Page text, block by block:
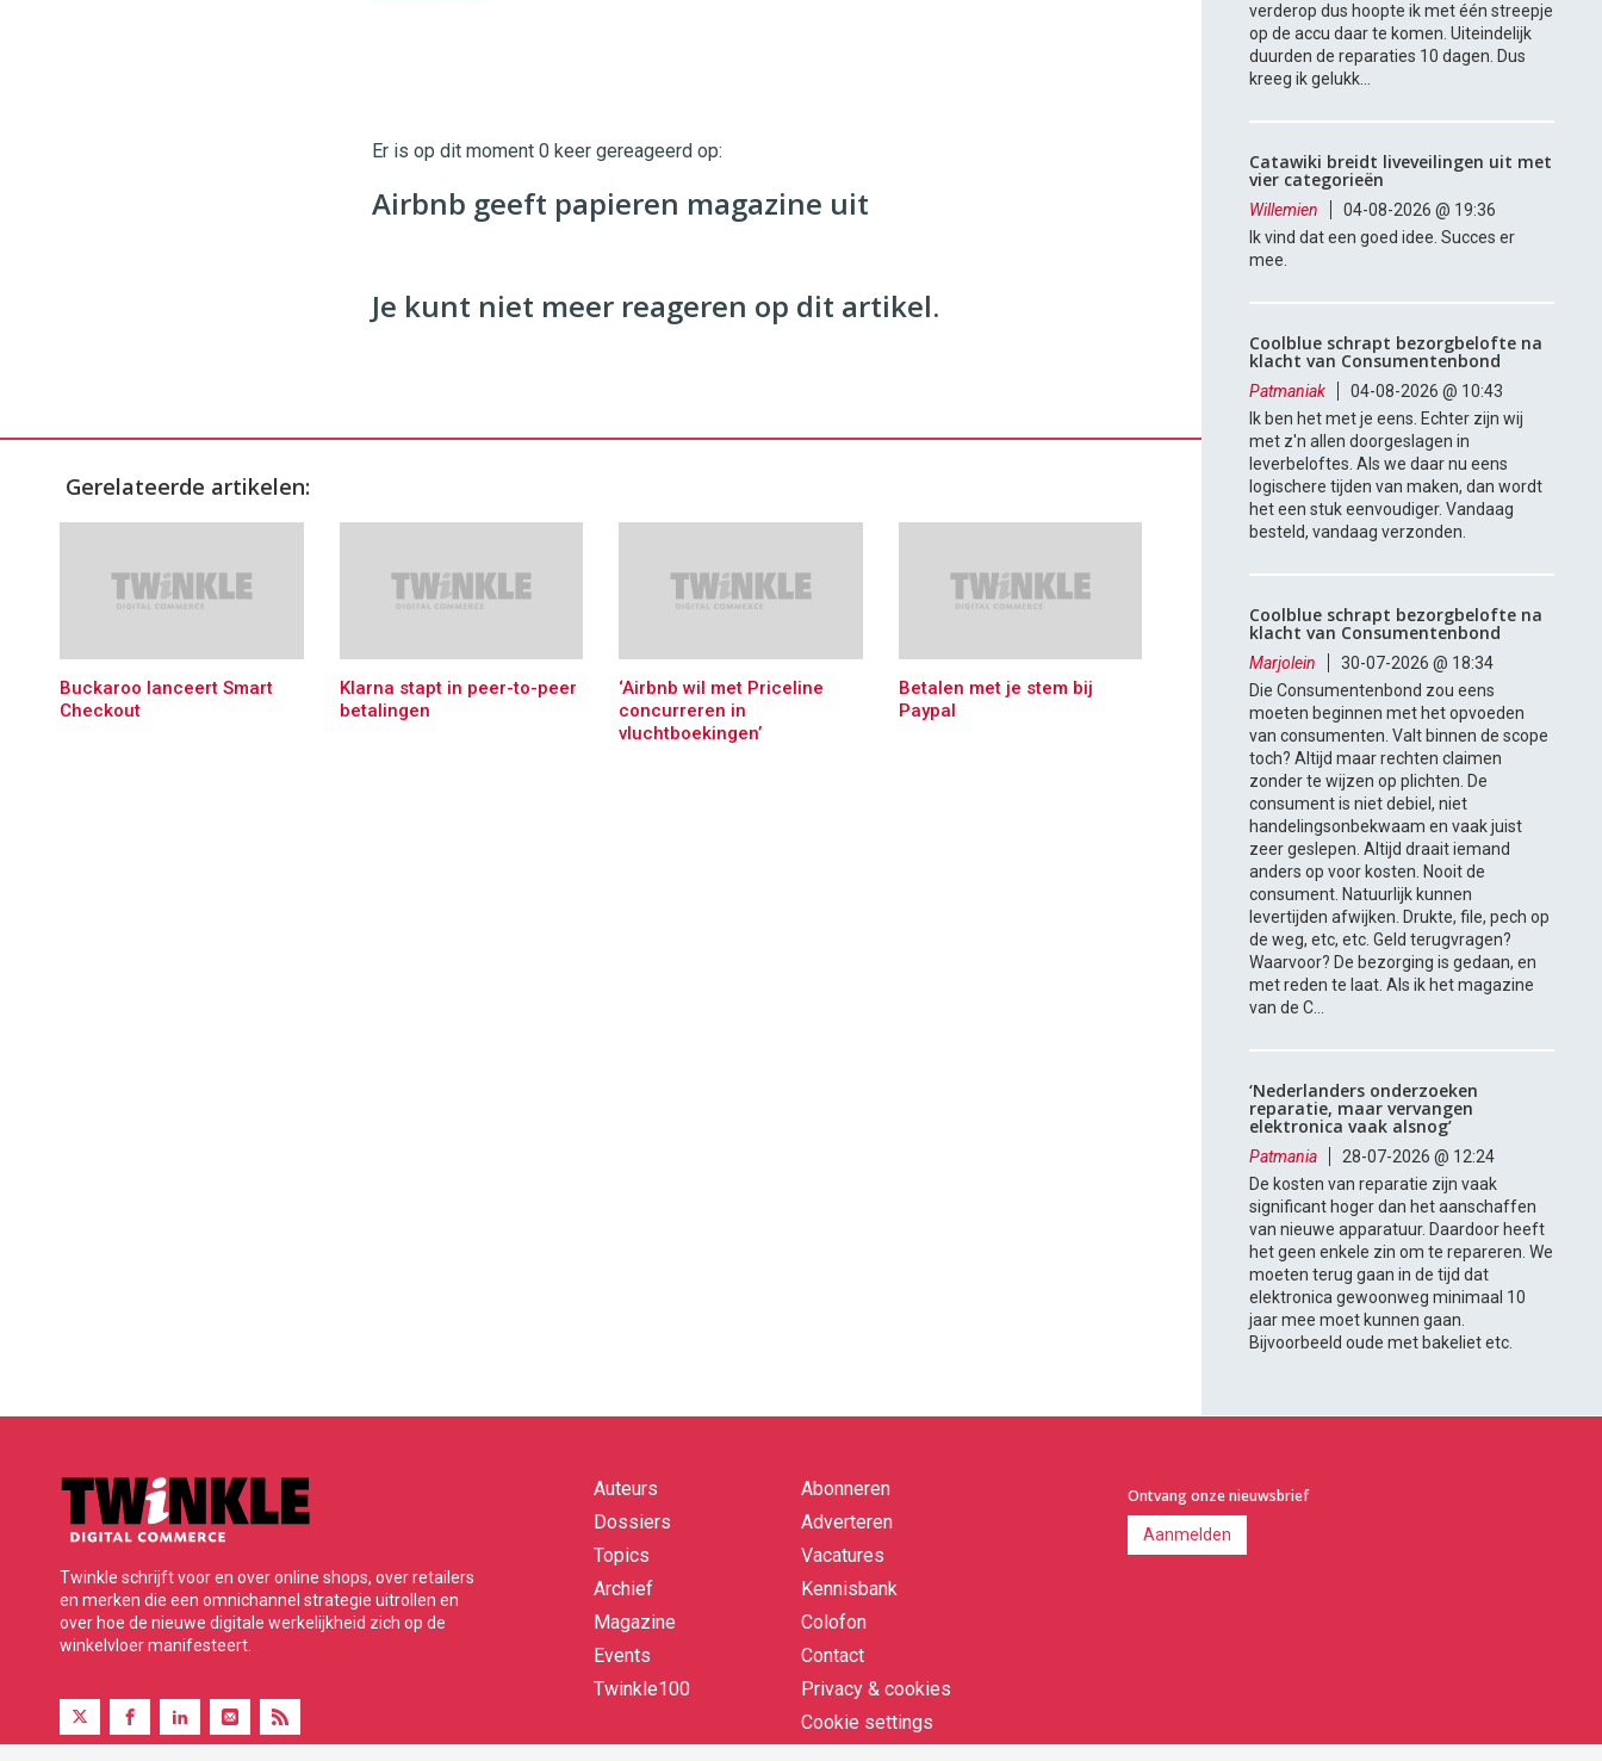
Digital
9654
Er is op dit moment 0 keer gereageerd op:
Airbnb geeft papieren magazine uit
Je kunt niet meer reageren op dit artikel.
Gerelateerde artikelen:
Buckaroo lanceert Smart
Checkout
Klarna stapt in peer-to-peer
betalingen
‘Airbnb wil met Priceline
concurreren in
vluchtboekingen’
Betalen met je stem bij
Paypal
verderop dus hoopte ik met één streepje
op de accu daar te komen. Uiteindelijk
duurden de reparaties 10 dagen. Dus
kreeg ik gelukk...
Catawiki breidt liveveilingen uit met
vier categorieën
Willemien
04-08-2026 @ 19:36
Ik vind dat een goed idee. Succes er
mee.
Coolblue schrapt bezorgbelofte na
klacht van Consumentenbond
Patmaniak
04-08-2026 @ 10:43
Ik ben het met je eens. Echter zijn wij
met z'n allen doorgeslagen in
leverbeloftes. Als we daar nu eens
logischere tijden van maken, dan wordt
het een stuk eenvoudiger. Vandaag
besteld, vandaag verzonden.
Coolblue schrapt bezorgbelofte na
klacht van Consumentenbond
Marjolein
30-07-2026 @ 18:34
Die Consumentenbond zou eens
moeten beginnen met het opvoeden
van consumenten. Valt binnen de scope
toch? Altijd maar rechten claimen
zonder te wijzen op plichten. De
consument is niet debiel, niet
handelingsonbekwaam en vaak juist
zeer geslepen. Altijd draait iemand
anders op voor kosten. Nooit de
consument. Natuurlijk kunnen
levertijden afwijken. Drukte, file, pech op
de weg, etc, etc. Geld terugvragen?
Waarvoor? De bezorging is gedaan, en
met reden te laat. Als ik het magazine
van de C...
‘Nederlanders onderzoeken
reparatie, maar vervangen
elektronica vaak alsnog’
Patmania
28-07-2026 @ 12:24
De kosten van reparatie zijn vaak
significant hoger dan het aanschaffen
van nieuwe apparatuur. Daardoor heeft
het geen enkele zin om te repareren. We
moeten terug gaan in de tijd dat
elektronica gewoonweg minimaal 10
jaar mee moet kunnen gaan.
Bijvoorbeeld oude met bakeliet etc.
Twinkle schrijft voor en over online shops, over retailers
en merken die een omnichannel strategie uitrollen en
over hoe de nieuwe digitale werkelijkheid zich op de
winkelvloer manifesteert.
Quick
links
Auteurs
Dossiers
Topics
Archief
Magazine
Events
Twinkle100
Abonneren
Adverteren
Vacatures
Kennisbank
Colofon
Contact
Privacy & cookies
Cookie settings
Ontvang onze nieuwsbrief
Aanmelden